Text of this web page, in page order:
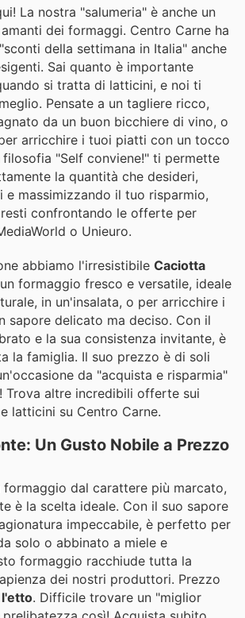
La nostra "salumeria" è anche un
dei formaggi. Centro Carne ha
della settimana in Italia" anche
Sai quanto è importante
si tratta di latticini, e noi ti
Pensate a un tagliere ricco,
da un buon bicchiere di vino, o
arricchire i tuoi piatti con un tocco
"Self conviene!" ti permette
la quantità che desideri,
e massimizzando il tuo risparmio,
confrontando le offerte per
o Unieuro.
abbiamo l'irresistibile Caciotta
formaggio fresco e versatile, ideale
in un'insalata, o per arricchire i
sapore delicato ma deciso. Con il
e la sua consistenza invitante, è
la famiglia. Il suo prezzo è di soli
da "acquista e risparmia"
Trova altre incredibili offerte sui
latticini su Centro Carne.
Un Gusto Nobile a Prezzo
formaggio dal carattere più marcato,
è la scelta ideale. Con il suo sapore
impeccabile, è perfetto per
solo o abbinato a miele e
formaggio racchiude tutta la
dei nostri produttori. Prezzo
. Difficile trovare un "miglior